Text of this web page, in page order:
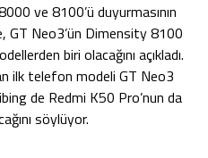
ve 8100’ü duyurmasının
GT Neo3’ün Dimensity 8100
biri olacağını açıkladı.
ilk telefon modeli GT Neo3
de Redmi K50 Pro’nun da
söylüyor.